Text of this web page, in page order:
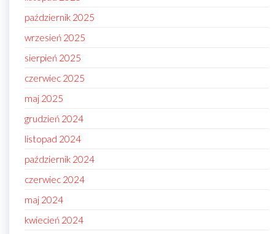
październik 2025
wrzesień 2025
sierpień 2025
czerwiec 2025
maj 2025
grudzień 2024
listopad 2024
październik 2024
czerwiec 2024
maj 2024
kwiecień 2024